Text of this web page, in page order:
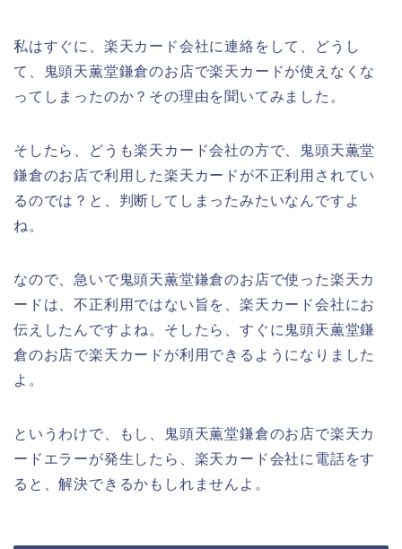
私はすぐに、楽天カード会社に連絡をして、どうし
て、鬼頭天薫堂鎌倉のお店で楽天カードが使えなくな
ってしまったのか？その理由を聞いてみました。
そしたら、どうも楽天カード会社の方で、鬼頭天薫堂
鎌倉のお店で利用した楽天カードが不正利用されてい
るのでは？と、判断してしまったみたいなんですよ
ね。
なので、急いで鬼頭天薫堂鎌倉のお店で使った楽天カ
ードは、不正利用ではない旨を、楽天カード会社にお
伝えしたんですよね。そしたら、すぐに鬼頭天薫堂鎌
倉のお店で楽天カードが利用できるようになりました
よ。
というわけで、もし、鬼頭天薫堂鎌倉のお店で楽天カ
ードエラーが発生したら、楽天カード会社に電話をす
ると、解決できるかもしれませんよ。